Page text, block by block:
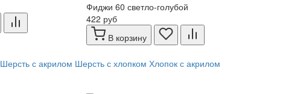
Фиджи 60 светло-голубой
422 руб
В корзину
Шерсть с акрилом Шерсть с хлопком Хлопок с акрилом